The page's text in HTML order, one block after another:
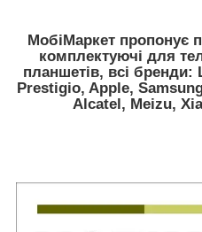
МобiМаркет пропонує
комплектуючі для
планшетів, всі бренди:
Prestigio, Apple,
Alcatel, Meizu,